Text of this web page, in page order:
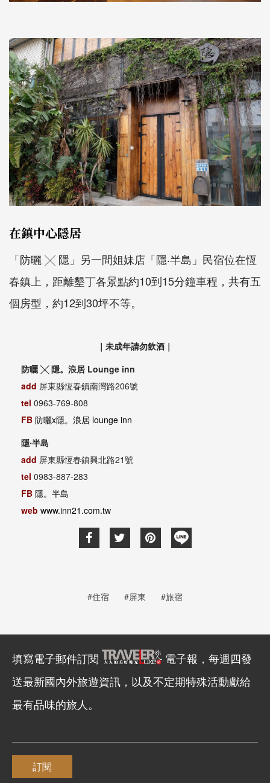
在鎮中心隱居
「防曬 ╳ 隱」另一間姐妹店「隱‧半島」民宿位在恆
春鎮上，距離墾丁各景點約10到15分鐘車程，共有五
個房型，約12到30坪不等。
｜未成年請勿飲酒｜
防曬 ╳ 隱。浪居 Lounge inn
add 屏東縣恆春鎮南灣路206號
tel 0963-769-808
FB 防曬x隱。浪居 lounge inn
隱‧半島
add 屏東縣恆春鎮興北路21號
tel 0983-887-283
FB 隱。半島
web www.inn21.com.tw
#住宿 #屏東 #旅宿
填寫電子郵件訂閱
電子報，每週四發
送最新國內外旅遊資訊，以及不定期特殊活動獻給
最有品味的旅人。
訂閱